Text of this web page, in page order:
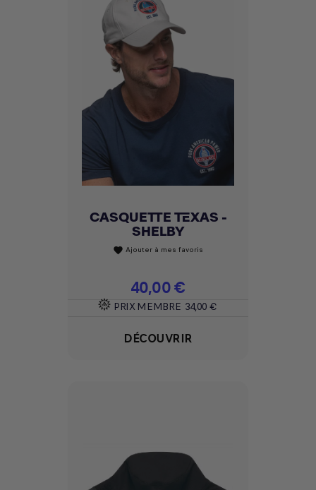
CASQUETTE TEXAS -
SHELBY
favorite Ajouter à mes favoris
Prix
40,00 €
PRIX MEMBRE 34,00 €
DÉCOUVRIR